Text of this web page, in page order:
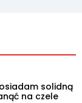
solidną
na czele